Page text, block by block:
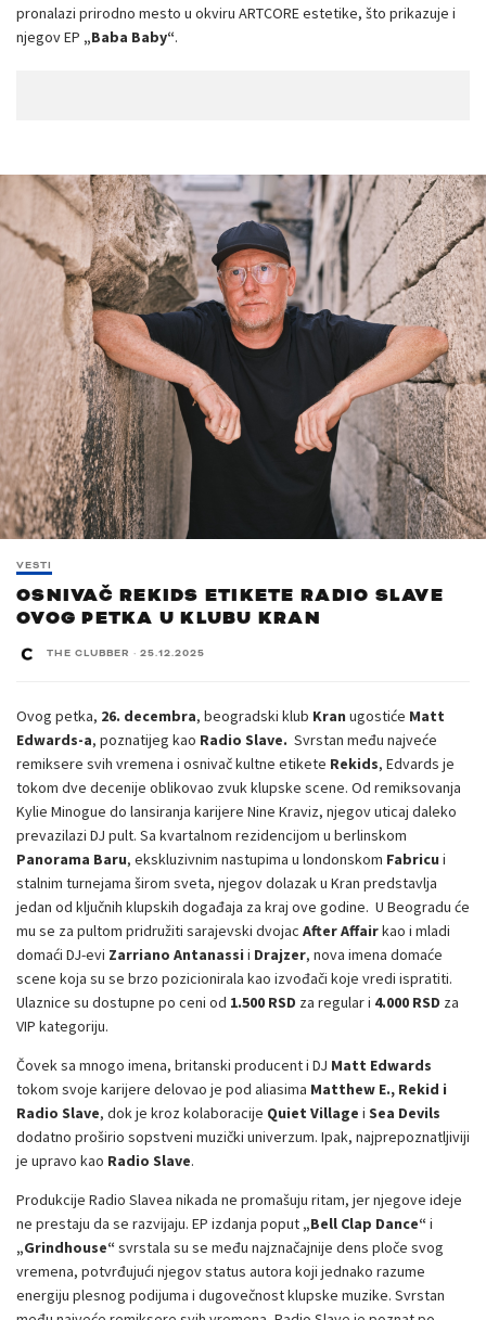
pronalazi prirodno mesto u okviru ARTCORE estetike, što prikazuje i
njegov EP „Baba Baby“.
VESTI
OSNIVAČ REKIDS ETIKETE RADIO SLAVE
OVOG PETKA U KLUBU KRAN
THE CLUBBER · 25.12.2025
Ovog petka, 26. decembra, beogradski klub Kran ugostiće Matt
Edwards-a, poznatijeg kao Radio Slave. Svrstan među najveće
remiksere svih vremena i osnivač kultne etikete Rekids, Edvards je
tokom dve decenije oblikovao zvuk klupske scene. Od remiksovanja
Kylie Minogue do lansiranja karijere Nine Kraviz, njegov uticaj daleko
prevazilazi DJ pult. Sa kvartalnom rezidencijom u berlinskom
Panorama Baru, ekskluzivnim nastupima u londonskom Fabricu i
stalnim turnejama širom sveta, njegov dolazak u Kran predstavlja
jedan od ključnih klupskih događaja za kraj ove godine. U Beogradu će
mu se za pultom pridružiti sarajevski dvojac After Affairkao i mladi
domaći DJ-evi Zarriano Antanassi i Drajzer, nova imena domaće
scene koja su se brzo pozicionirala kao izvođači koje vredi ispratiti.
Ulaznice su dostupne po ceni od 1.500 RSD za regular i 4.000 RSD za
VIP kategoriju.
Čovek sa mnogo imena, britanski producent i DJ Matt Edwards
tokom svoje karijere delovao je pod aliasima Matthew E., Rekid i
Radio Slave, dok je kroz kolaboracije Quiet Village i Sea Devils
dodatno proširio sopstveni muzički univerzum. Ipak, najprepoznatljiviji
je upravo kao Radio Slave.
Produkcije Radio Slavea nikada ne promašuju ritam, jer njegove ideje
ne prestaju da se razvijaju. EP izdanja poput „Bell Clap Dance“ i
„Grindhouse“ svrstala su se među najznačajnije dens ploče svog
vremena, potvrđujući njegov status autora koji jednako razume
energiju plesnog podijuma i dugovečnost klupske muzike. Svrstan